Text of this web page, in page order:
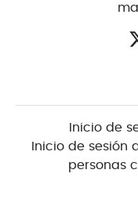
Inicio de
Inicio de sesión
personas